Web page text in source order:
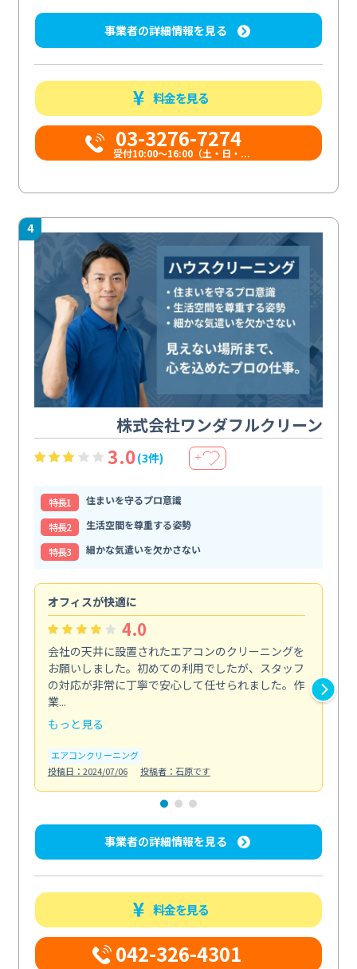
事業者の詳細情報を見る
料金を見る
03-3276-7274
受付10:00〜16:00（土・日・...
4
株式会社ワンダフルクリーン
3.0(3件) ＋
特⻑1
住まいを守るプロ意識
特⻑2
生活空間を尊重する姿勢
特⻑3
細かな気遣いを欠かさない
オフィスが快適に
4.0
会社の天井に設置されたエアコンのクリーニングを
お願いしました。初めての利用でしたが、スタッフ
の対応が非常に丁寧で安心して任せられました。作
業...
もっと見る
エアコンクリーニング
投稿日：2024/07/06
投稿者：石原です
事業者の詳細情報を見る
料金を見る
042-326-4301